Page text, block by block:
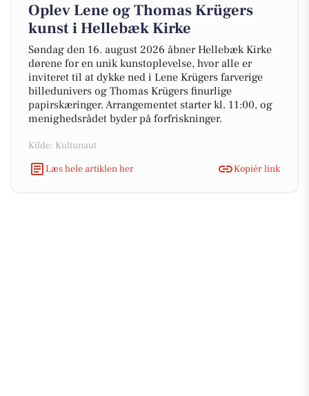
Oplev Lene og Thomas Krügers
kunst i Hellebæk Kirke
Søndag den 16. august 2026 åbner Hellebæk Kirke
dørene for en unik kunstoplevelse, hvor alle er
inviteret til at dykke ned i Lene Krügers farverige
billedunivers og Thomas Krügers finurlige
papirskæringer. Arrangementet starter kl. 11:00, og
menighedsrådet byder på forfriskninger.
Kilde: Kultunaut
Læs hele artiklen her
Kopiér link